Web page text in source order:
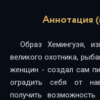
Аннотация
Образ Хемингуэя,
великого охотника,
женщин - создал сам
оградить себя от
получить